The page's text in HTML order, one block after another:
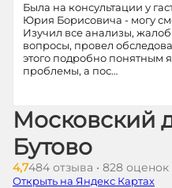
Была на консультации у
Юрия Борисовича - могу
Изучил все анализы,
вопросы, провел
этого подробно понятным
проблемы, а пос…
Московский
Бутово
4,7484 отзыва • 828 оценок
Открыть на Яндекс Картах